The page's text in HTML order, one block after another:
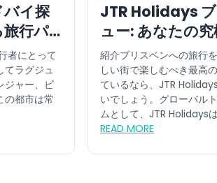
イ探
行パ
者にとって
てラグジュ
ジャー、ビ
の都市は常
JTR Holidays
ュー: あなたの
紹介ブリスベンへの旅行
しい街で楽しむべき最高
ているなら、JTR
いでしょう。グローバル
ムとして、JTR Holidays
READ MORE